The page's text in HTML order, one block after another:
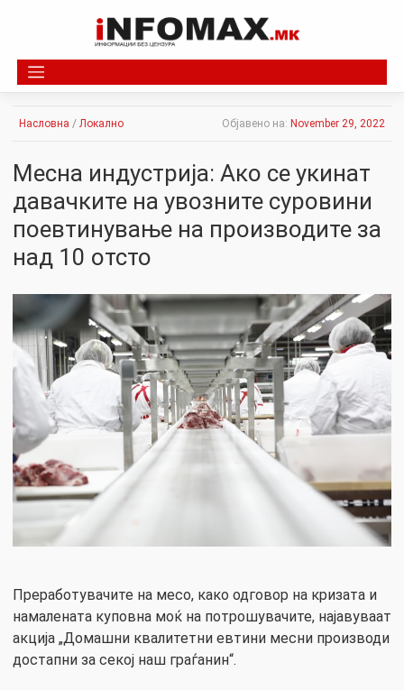
Насловна / Локално Објавено на: November 29, 2022
Месна индустрија: Ако се укинат
давачките на увозните суровини
поевтинување на производите за
над 10 отсто
Преработувачите на месо, како одговор на кризата и
намалената куповна моќ на потрошувачите, најавуваат
акција „Домашни квалитетни евтини месни производи
достапни за секој наш граѓанин“.